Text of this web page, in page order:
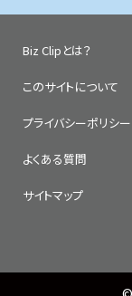
Biz Clipとは？
このサイトについて
プライバシーポリシー
よくある質問
サイトマップ